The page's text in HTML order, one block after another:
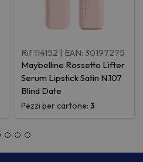
Rif:114152 | EAN: 30197275
Maybelline Rossetto Lifter
Serum Lipstick Satin N.107
Blind Date
Pezzi per cartone:3